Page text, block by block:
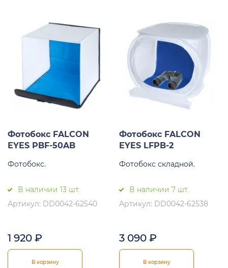
Фотобокс FALCON
EYES PBF-50AB
Фотобокс.
В наличии 13 шт.
Артикул: DD0042-62540
1 920 ₽
В корзину
Фотобокс FALCON
EYES LFPB-2
Фотобокс складной.
В наличии 7 шт.
Артикул: DD0042-62538
3 090 ₽
В корзину